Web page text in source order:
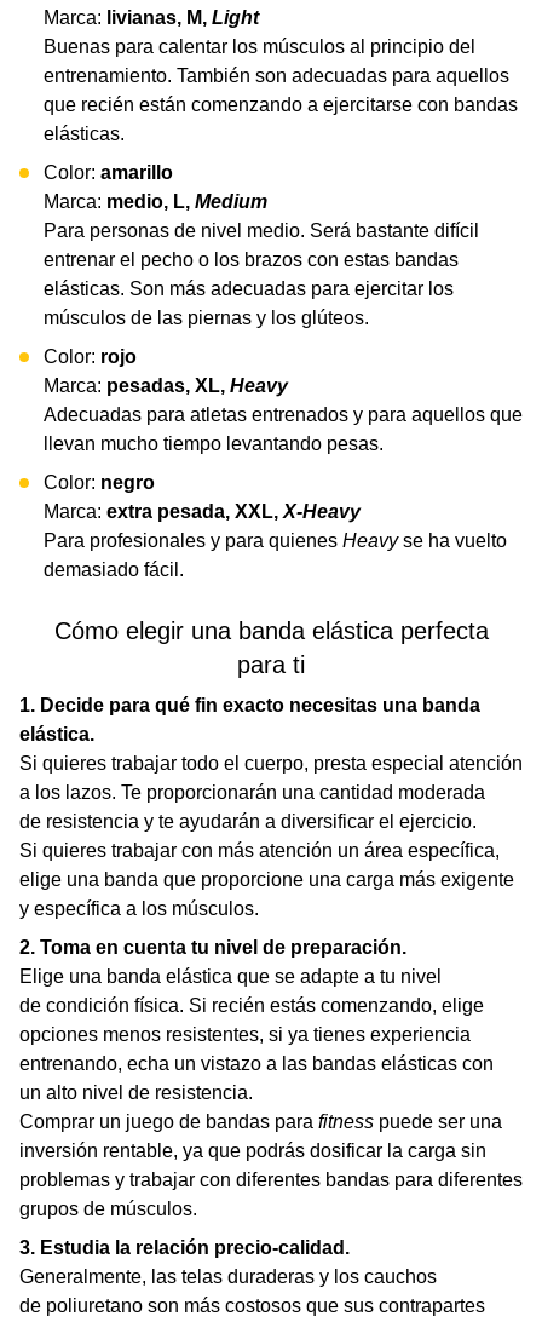
Marca: livianas, M, Light
Buenas para calentar los músculos al principio del
entrenamiento. También son adecuadas para aquellos
que recién están comenzando a ejercitarse con bandas
elásticas.
Color: amarillo
Marca: medio, L, Medium
Para personas de nivel medio. Será bastante difícil
entrenar el pecho o los brazos con estas bandas
elásticas. Son más adecuadas para ejercitar los
músculos de las piernas y los glúteos.
Color: rojo
Marca: pesadas, XL, Heavy
Adecuadas para atletas entrenados y para aquellos que
llevan mucho tiempo levantando pesas.
Color: negro
Marca: extra pesada, XXL, X-Heavy
Para profesionales y para quienes Heavyse ha vuelto
demasiado fácil.
Cómo elegir una banda elástica perfecta
para ti
1. Decide para qué fin exacto necesitas una banda
elástica.
Si quieres trabajar todo el cuerpo, presta especial atención
a los lazos. Te proporcionarán una cantidad moderada
de resistencia y te ayudarán a diversificar el ejercicio.
Si quieres trabajar con más atención un área específica,
elige una banda que proporcione una carga más exigente
y específica a los músculos.
2. Toma en cuenta tu nivel de preparación.
Elige una banda elástica que se adapte a tu nivel
de condición física. Si recién estás comenzando, elige
opciones menos resistentes, si ya tienes experiencia
entrenando, echa un vistazo a las bandas elásticas con
un alto nivel de resistencia.
Comprar un juego de bandas para fitness puede ser una
inversión rentable, ya que podrás dosificar la carga sin
problemas y trabajar con diferentes bandas para diferentes
grupos de músculos.
3. Estudia la relación precio-calidad.
Generalmente, las telas duraderas y los cauchos
de poliuretano son más costosos que sus contrapartes